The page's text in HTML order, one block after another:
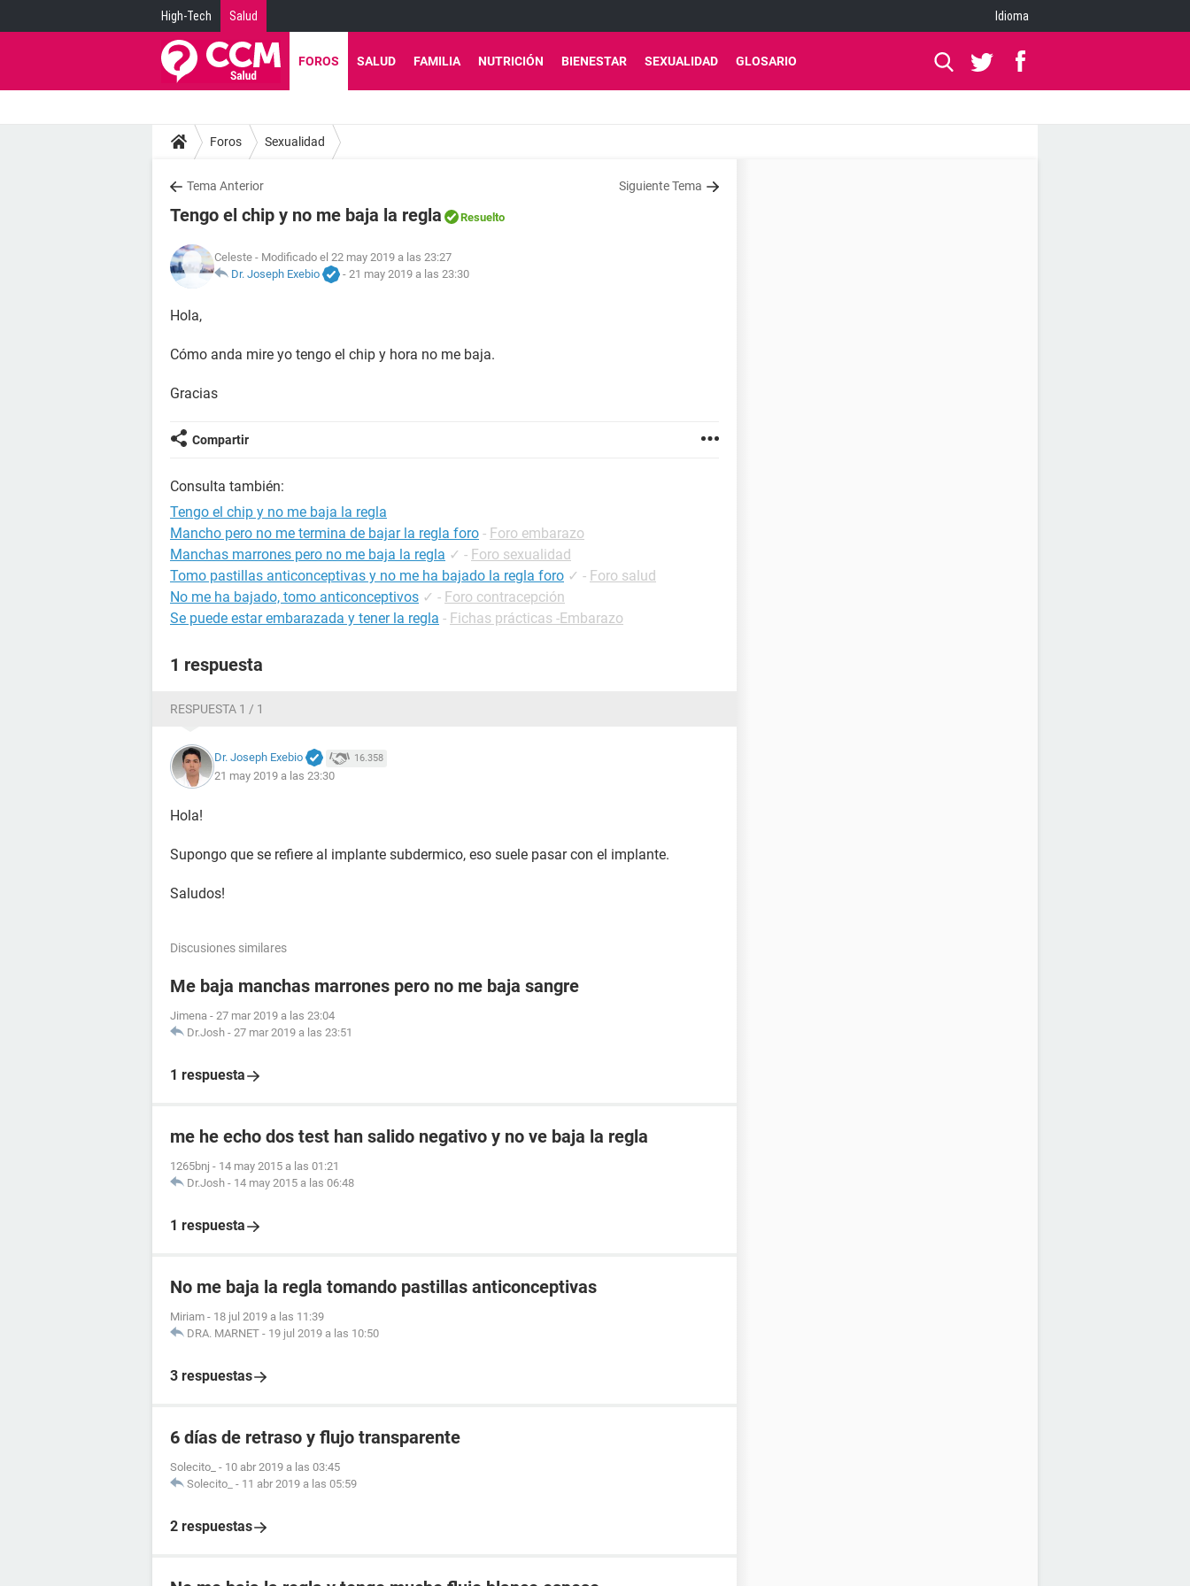
High-Tech Salud Idioma
FOROS SALUD FAMILIA NUTRICIÓN BIENESTAR SEXUALIDAD GLOSARIO
Foros Sexualidad
Tema Anterior Siguiente Tema
Tengo el chip y no me baja la regla Resuelto
Celeste - Modificado el 22 may 2019 a las 23:27
Dr. Joseph Exebio
- 21 may 2019 a las 23:30
Hola,
Cómo anda mire yo tengo el chip y hora no me baja.
Gracias
Compartir
Consulta también:
Tengo el chip y no me baja la regla
Mancho pero no me termina de bajar la regla foro - Foro embarazo
Manchas marrones pero no me baja la regla ✓ - Foro sexualidad
Tomo pastillas anticonceptivas y no me ha bajado la regla foro ✓ - Foro salud
No me ha bajado, tomo anticonceptivos ✓ - Foro contracepción
Se puede estar embarazada y tener la regla - Fichas prácticas -Embarazo
1 respuesta
RESPUESTA 1 / 1
Dr. Joseph Exebio 16.358
21 may 2019 a las 23:30
Hola!
Supongo que se refiere al implante subdermico, eso suele pasar con el implante.
Saludos!
Discusiones similares
Me baja manchas marrones pero no me baja sangre
Jimena - 27 mar 2019 a las 23:04
Dr.Josh - 27 mar 2019 a las 23:51
1 respuesta
me he echo dos test han salido negativo y no ve baja la regla
1265bnj - 14 may 2015 a las 01:21
Dr.Josh - 14 may 2015 a las 06:48
1 respuesta
No me baja la regla tomando pastillas anticonceptivas
Miriam - 18 jul 2019 a las 11:39
DRA. MARNET - 19 jul 2019 a las 10:50
3 respuestas
6 días de retraso y flujo transparente
Solecito_ - 10 abr 2019 a las 03:45
Solecito_ - 11 abr 2019 a las 05:59
2 respuestas